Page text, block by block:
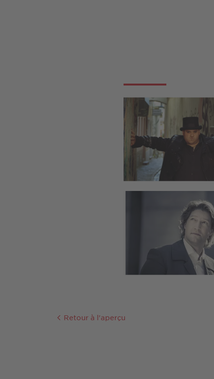
Retour à l'aperçu